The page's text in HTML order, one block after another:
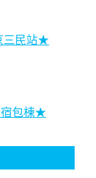
三民站★
宿包棟★